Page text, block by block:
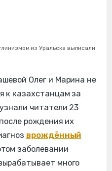
из Уральска выписали
Олег и Марина не
к казахстанцам за
читатели 23
рождения их
врождённый
заболевании
много